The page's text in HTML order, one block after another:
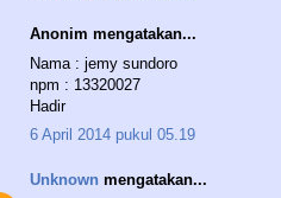
Anonim mengatakan...
Nama : jemy sundoro
npm : 13320027
Hadir
6 April 2014 pukul 05.19
Unknown mengatakan...